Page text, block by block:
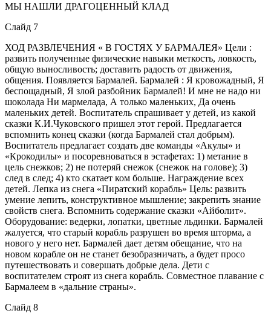
МЫ НАШЛИ ДРАГОЦЕННЫЙ КЛАД
Слайд 7
ХОД РАЗВЛЕЧЕНИЯ « В ГОСТЯХ У БАРМАЛЕЯ» Цели :
развить полученные физические навыки меткость, ловкость,
общую выносливость; доставить радость от движения,
общения. Появляется Бармалей. Бармалей : Я кровожадный, Я
беспощадный, Я злой разбойник Бармалей! И мне не надо ни
шоколада Ни мармелада, А только маленьких, Да очень
маленьких детей. Воспитатель спрашивает у детей, из какой
сказки К.И.Чуковского пришел этот герой. Предлагается
вспомнить конец сказки (когда Бармалей стал добрым).
Воспитатель предлагает создать две команды «Акулы» и
«Крокодилы» и посоревноваться в эстафетах: 1) метание в
цель снежков; 2) не потеряй снежок (снежок на голове); 3)
след в след; 4) кто скатает ком больше. Награждение всех
детей. Лепка из снега «Пиратский корабль» Цель: развить
умение лепить, конструктивное мышление; закрепить знание
свойств снега. Вспомнить содержание сказки «Айболит».
Оборудование: ведерки, лопатки, цветные льдинки. Бармалей
жалуется, что старый корабль разрушен во время шторма, а
нового у него нет. Бармалей дает детям обещание, что на
новом корабле он не станет безобразничать, а будет просо
путешествовать и совершать добрые дела. Дети с
воспитателем строят из снега корабль. Совместное плавание с
Бармалеем в «дальние страны».
Слайд 8